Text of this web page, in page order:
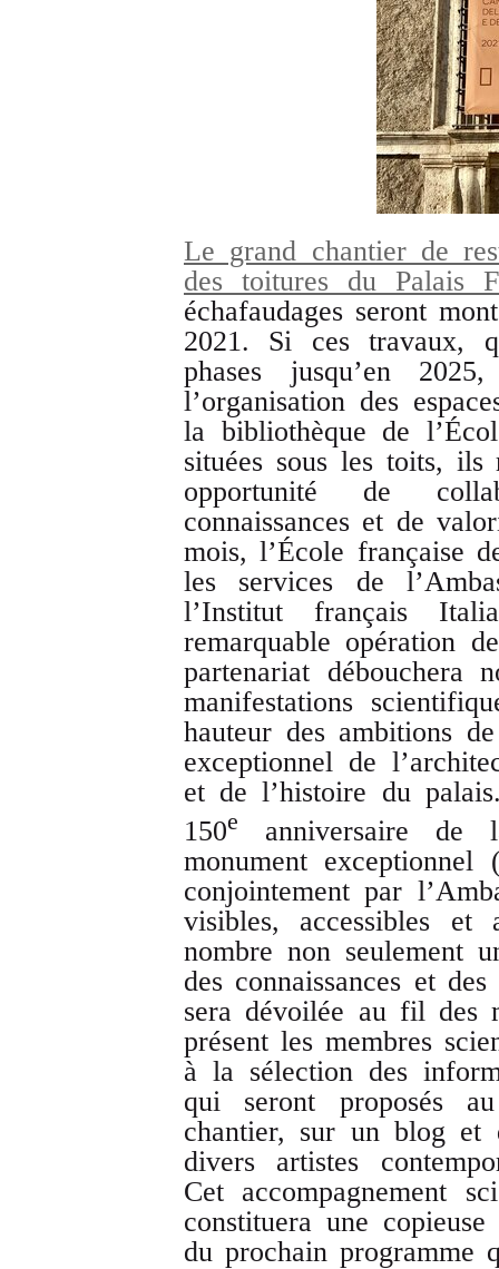
Le grand chantier de
des toitures du Palais
échafaudages seront
2021. Si ces travaux,
phases jusqu’en
l’organisation des
la bibliothèque de
situées sous les toits, ils
opportunité de
connaissances et de
mois, l’École française
les services de
l’Institut français
remarquable opération
partenariat débouchera
manifestations
hauteur des ambitions
exceptionnel de
et de l’histoire du
150e
anniversaire de
monument exceptionnel
conjointement par
visibles, accessibles
nombre non seulement
des connaissances et
sera dévoilée au fil des
présent les membres
à la sélection des
qui seront proposés
chantier, sur un blog et
divers artistes
Cet accompagnement
constituera une
du prochain programme